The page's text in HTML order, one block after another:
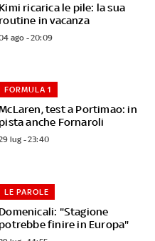
Kimi ricarica le pile: la sua
routine in vacanza
ago - 20:09
test a Portimao: in
anche Fornaroli
FORMULA 1
lug - 23:40
Domenicali: "Stagione
finire in Europa"
LE PAROLE